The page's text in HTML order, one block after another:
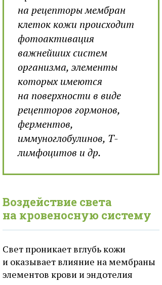
на рецепторы мембран
клеток кожи происходит
фотоактивация
важнейших систем
организма, элементы
которых имеются
на поверхности в виде
рецепторов гормонов,
ферментов,
иммуноглобулинов, Т-
лимфоцитов и др.
Воздействие света
на кровеносную систему
Свет проникает вглубь кожи
и оказывает влияние на мембраны
элементов крови и эндотелия